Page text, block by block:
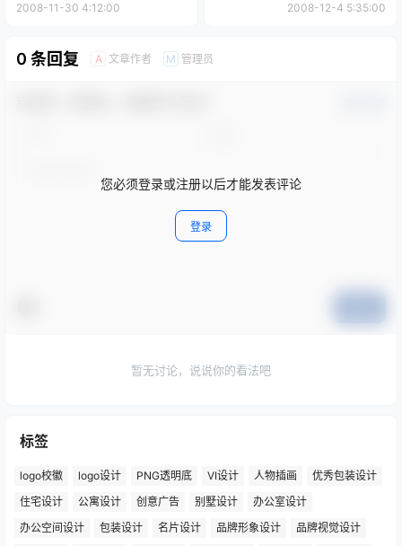
2008-11-30 4:12:00 2008-12-4 5:35:00
0 条回复 A 文章作者 M 管理员
您必须登录或注册以后才能发表评论
登录
暂无讨论，说说你的看法吧
标签
logo校徽 logo设计 PNG透明底 VI设计 人物插画
优秀包装设计
住宅设计
公寓设计 创意广告 别墅设计
办公室设计
办公空间设计
包装设计 名片设计 品牌形象设计
品牌视觉设计